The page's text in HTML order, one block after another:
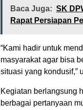
Baca Juga: SK
Rapat Persiapan
“Kami hadir untuk
masyarakat agar bisa
situasi yang kondusif,”
Kegiatan berlangsung
berbagai pertanyaan